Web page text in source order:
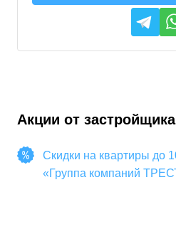
Акции от
Скидки на квартиры до
«Группа компаний